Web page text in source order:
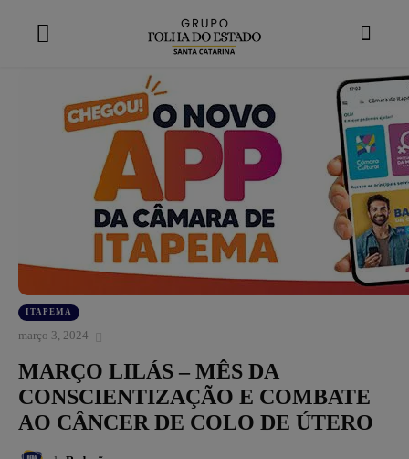
ITAPEMA
março 3, 2024
MARÇO LILÁS – MÊS DA
CONSCIENTIZAÇÃO E COMBATE
AO CÂNCER DE COLO DE ÚTERO